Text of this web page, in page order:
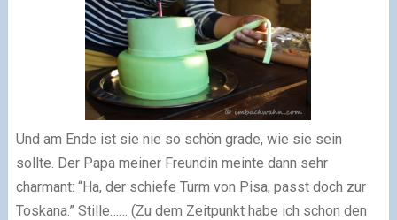
Und am Ende ist sie nie so schön grade, wie sie sein
sollte. Der Papa meiner Freundin meinte dann sehr
charmant: “Ha, der schiefe Turm von Pisa, passt doch zur
Toskana.” Stille…… (Zu dem Zeitpunkt habe ich schon den